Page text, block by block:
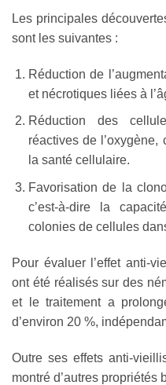
Les principales
sont les suivantes :
Réduction de
et nécrotiques liées à
Réduction des
réactives de
la santé cellulaire.
Favorisation de la
c’est-à-dire la
colonies de cellules
Pour évaluer l’effet anti-
ont été réalisés sur des
et le traitement a
d’environ 20 %,
Outre ses effets anti-
montré d’autres propriétés